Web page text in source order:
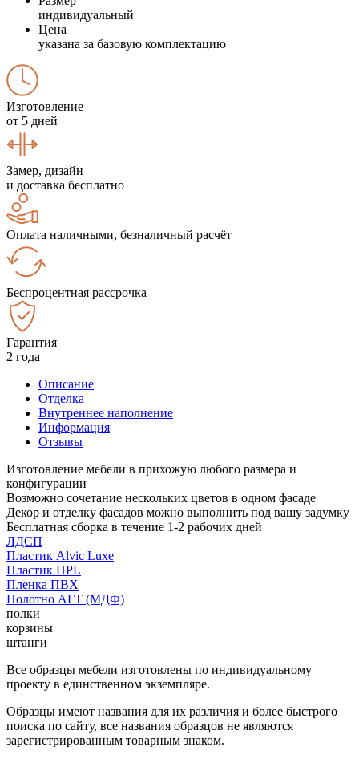
индивидуальный
Цена
указана за базовую комплектацию
Изготовление
от 5 дней
Замер, дизайн
и доставка бесплатно
Оплата наличными, безналичный расчёт
Беспроцентная рассрочка
Гарантия
2 года
Описание
Отделка
Внутреннее наполнение
Информация
Отзывы
Изготовление мебели в прихожую любого размера и
конфигурации
Возможно сочетание нескольких цветов в одном фасаде
Декор и отделку фасадов можно выполнить под вашу задумку
Бесплатная сборка в течение 1-2 рабочих дней
ЛДСП
Пластик Alvic Luxe
Пластик HPL
Пленка ПВХ
Полотно АГТ (МДФ)
полки
корзины
штанги
Все образцы мебели изготовлены по индивидуальному
проекту в единственном экземпляре.
Образцы имеют названия для их различия и более быстрого
поиска по сайту, все названия образцов не являются
зарегистрированным товарным знаком.